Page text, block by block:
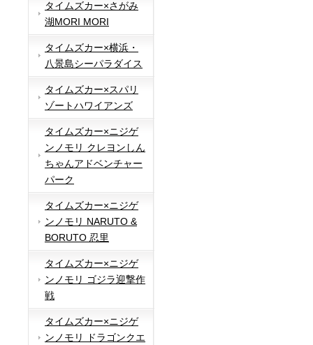
タイムズカー×さがみ
湖MORI MORI
タイムズカー×横浜・
八景島シーパラダイス
タイムズカー×スパリ
ゾートハワイアンズ
タイムズカー×ニジゲ
ンノモリ クレヨンしん
ちゃんアドベンチャー
パーク
タイムズカー×ニジゲ
ンノモリ NARUTO &
BORUTO 忍里
タイムズカー×ニジゲ
ンノモリ ゴジラ迎撃作
戦
タイムズカー×ニジゲ
ンノモリ ドラゴンクエ